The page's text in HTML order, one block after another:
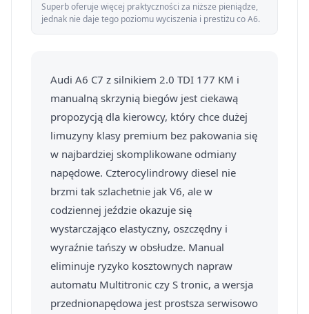
Superb oferuje więcej praktyczności za niższe pieniądze,
jednak nie daje tego poziomu wyciszenia i prestiżu co A6.
Audi A6 C7 z silnikiem 2.0 TDI 177 KM i
manualną skrzynią biegów jest ciekawą
propozycją dla kierowcy, który chce dużej
limuzyny klasy premium bez pakowania się
w najbardziej skomplikowane odmiany
napędowe. Czterocylindrowy diesel nie
brzmi tak szlachetnie jak V6, ale w
codziennej jeździe okazuje się
wystarczająco elastyczny, oszczędny i
wyraźnie tańszy w obsłudze. Manual
eliminuje ryzyko kosztownych napraw
automatu Multitronic czy S tronic, a wersja
przednionapędowa jest prostsza serwisowo